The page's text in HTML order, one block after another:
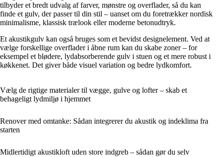
tilbyder et bredt udvalg af farver, mønstre og overflader, så du kan
finde et gulv, der passer til din stil – uanset om du foretrækker nordisk
minimalisme, klassisk trælook eller moderne betonudtryk.
Et akustikgulv kan også bruges som et bevidst designelement. Ved at
vælge forskellige overflader i åbne rum kan du skabe zoner – for
eksempel et blødere, lydabsorberende gulv i stuen og et mere robust i
køkkenet. Det giver både visuel variation og bedre lydkomfort.
Vælg de rigtige materialer til vægge, gulve og lofter – skab et
behageligt lydmiljø i hjemmet
Renover med omtanke: Sådan integrerer du akustik og indeklima fra
starten
Midlertidigt akustikloft uden store indgreb – sådan gør du selv